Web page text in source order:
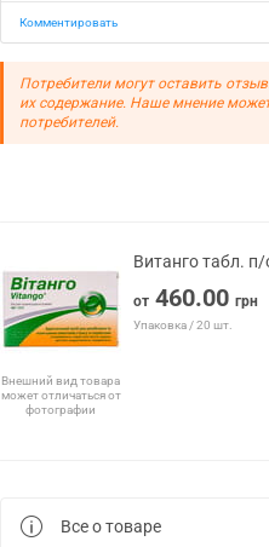
Комментировать
Потребители могут оставить
их содержание. Наше мнение
потребителей.
Внешний вид товара
может отличаться от
фотографии
Витанго табл.
от 460.00 грн
Упаковка / 20 шт.
Все о товаре